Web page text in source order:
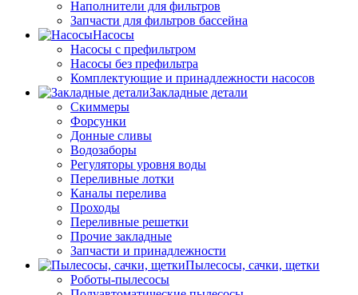
Наполнители для фильтров
Запчасти для фильтров бассейна
Насосы
Насосы с префильтром
Насосы без префильтра
Комплектующие и принадлежности насосов
Закладные детали
Скиммеры
Форсунки
Донные сливы
Водозаборы
Регуляторы уровня воды
Переливные лотки
Каналы перелива
Проходы
Переливные решетки
Прочие закладные
Запчасти и принадлежности
Пылесосы, сачки, щетки
Роботы-пылесосы